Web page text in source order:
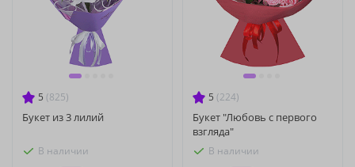
5 (825)
Букет из 3 лилий
В наличии
5 (224)
Букет "Любовь с первого
взгляда"
В наличии